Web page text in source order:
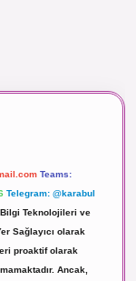
Teams:
Telegram: @karabul
Bilgi Teknolojileri ve
Sağlayıcı olarak
proaktif olarak
Ancak,